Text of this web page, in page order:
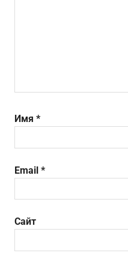
Имя *
Email *
Сайт